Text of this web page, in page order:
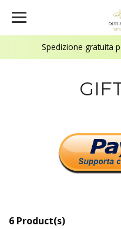
Spedizione gratuita
6 Product(s)